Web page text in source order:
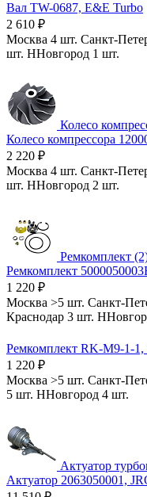
Вал TW-0687, E&E Turbo
2 610 ₽
Москва 4 шт. Санкт-
шт. ННовгород 1 шт.
Колесо
Колесо компрессора
2 220 ₽
Москва 4 шт. Санкт-
шт. ННовгород 2 шт.
Ремкомплект
Ремкомплект
1 220 ₽
Москва >5 шт. Санкт-
Краснодар 3 шт.
Ремкомплект RK-M9-1-
1 220 ₽
Москва >5 шт. Санкт-
5 шт. ННовгород 4 шт.
Актуатор
Актуатор 2063050001,